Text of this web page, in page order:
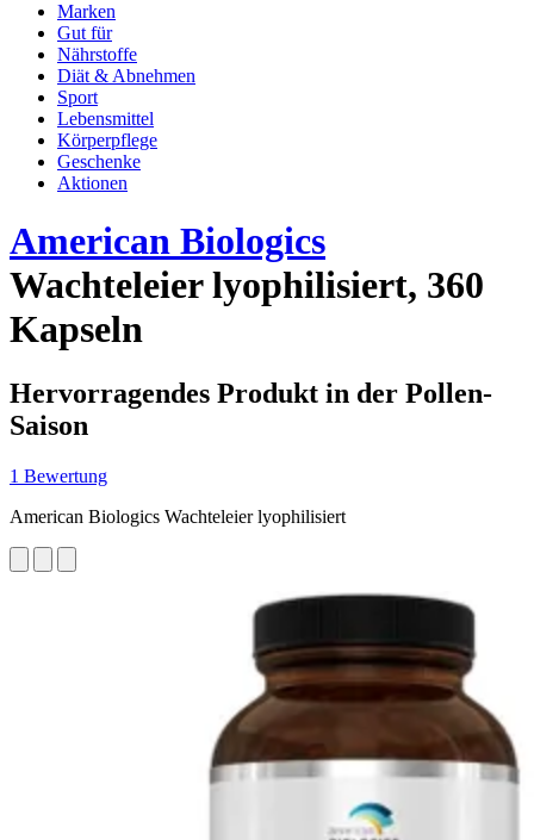
Marken
Gut für
Nährstoffe
Diät & Abnehmen
Sport
Lebensmittel
Körperpflege
Geschenke
Aktionen
American Biologics
Wachteleier lyophilisiert, 360
Kapseln
Hervorragendes Produkt in der Pollen-
Saison
1 Bewertung
American Biologics Wachteleier lyophilisiert